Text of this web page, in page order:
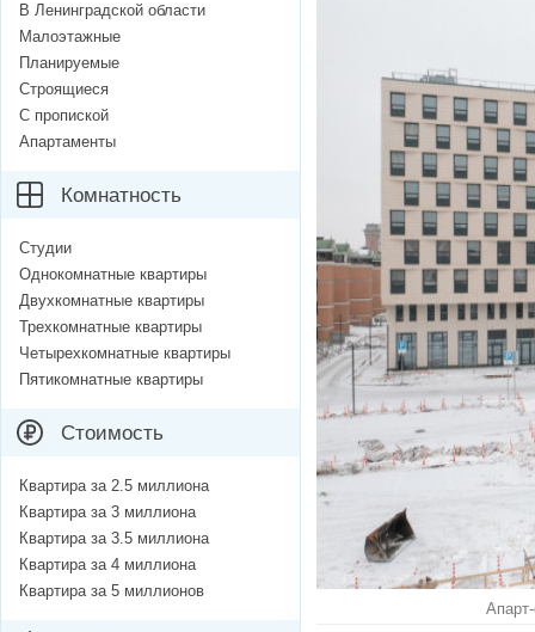
В Ленинградской области
Малоэтажные
Планируемые
Строящиеся
С пропиской
Апартаменты
Комнатность
Студии
Однокомнатные квартиры
Двухкомнатные квартиры
Трехкомнатные квартиры
Четырехкомнатные квартиры
Пятикомнатные квартиры
Стоимость
Квартира за 2.5 миллиона
Квартира за 3 миллиона
Квартира за 3.5 миллиона
Квартира за 4 миллиона
Квартира за 5 миллионов